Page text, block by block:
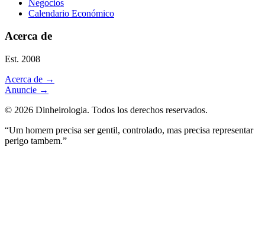
Negocios
Calendario Económico
Acerca de
Est. 2008
Acerca de →
Anuncie →
© 2026 Dinheirologia. Todos los derechos reservados.
“Um homem precisa ser gentil, controlado, mas precisa representar
perigo tambem.”